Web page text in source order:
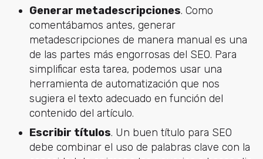
Generar metadescripciones. Como
comentábamos antes, generar
metadescripciones de manera manual es una
de las partes más engorrosas del SEO. Para
simplificar esta tarea, podemos usar una
herramienta de automatización que nos
sugiera el texto adecuado en función del
contenido del artículo.
Escribir títulos. Un buen título para SEO
debe combinar el uso de palabras clave con la